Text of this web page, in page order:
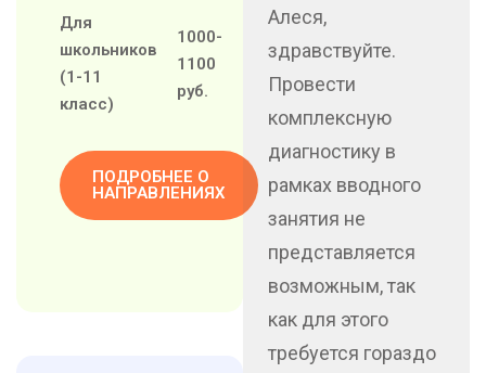
Для
школьников
(1-11
класс)
1000-
1100
руб.
ПОДРОБНЕЕ О
НАПРАВЛЕНИЯХ
Алеся,
здравствуйте.
Провести
комплексную
диагностику в
рамках вводного
занятия не
представляется
возможным, так
как для этого
требуется гораздо